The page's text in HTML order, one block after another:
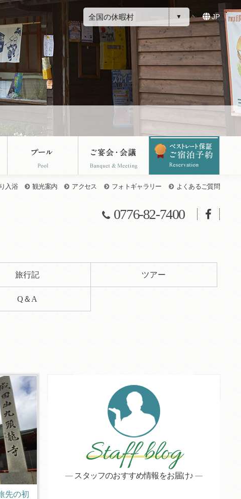
全国の休暇村 JP
入浴 観光案内 アクセス フォトギャラリー よくあるご質問
0776-82-7400
旅行記 ツアー
Q＆A
先の初
Staff blog
スタッフのおすすめ情報をお届け♪